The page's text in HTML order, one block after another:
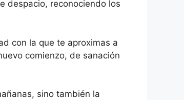
despacio, reconociendo los
con la que te aproximas a
comienzo, de sanación
sino también la